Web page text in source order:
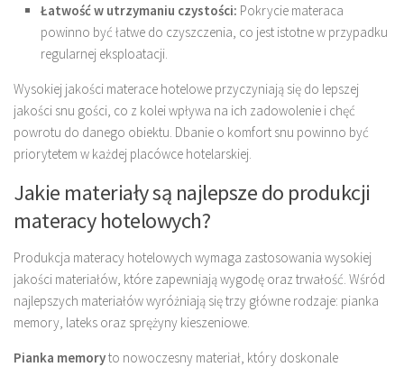
Łatwość w utrzymaniu czystości: Pokrycie materaca
powinno być łatwe do czyszczenia, co jest istotne w przypadku
regularnej eksploatacji.
Wysokiej jakości materace hotelowe przyczyniają się do lepszej
jakości snu gości, co z kolei wpływa na ich zadowolenie i chęć
powrotu do danego obiektu. Dbanie o komfort snu powinno być
priorytetem w każdej placówce hotelarskiej.
Jakie materiały są najlepsze do produkcji
materacy hotelowych?
Produkcja materacy hotelowych wymaga zastosowania wysokiej
jakości materiałów, które zapewniają wygodę oraz trwałość. Wśród
najlepszych materiałów wyróżniają się trzy główne rodzaje: pianka
memory, lateks oraz sprężyny kieszeniowe.
Pianka memoryto nowoczesny materiał, który doskonale